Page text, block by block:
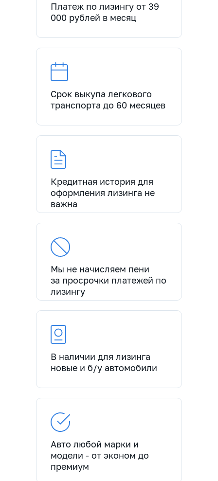
Платеж по лизингу от 39
000 рублей в месяц
Срок выкупа легкового
транспорта до 60 месяцев
Кредитная история для
оформления лизинга не
важна
Мы не начисляем пени
за просрочки платежей по
лизингу
В наличии для лизинга
новые и б/у автомобили
Авто любой марки и
модели - от эконом до
премиум